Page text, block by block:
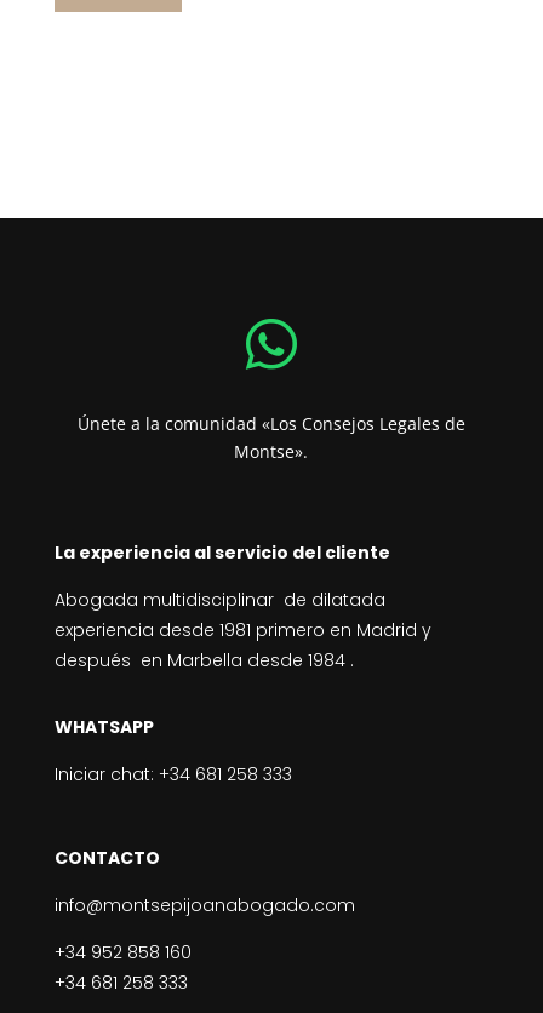

Únete a la comunidad «Los Consejos Legales de
Montse».
La experiencia al servicio del cliente
Abogada multidisciplinar de dilatada
experiencia desde 1981 primero en Madrid y
después en Marbella desde 1984 .
WHATSAPP
Iniciar chat: +34 681 258 333
CONTACTO
info@montsepijoanabogado.com
+34 952 858 160
+34 681 258 333